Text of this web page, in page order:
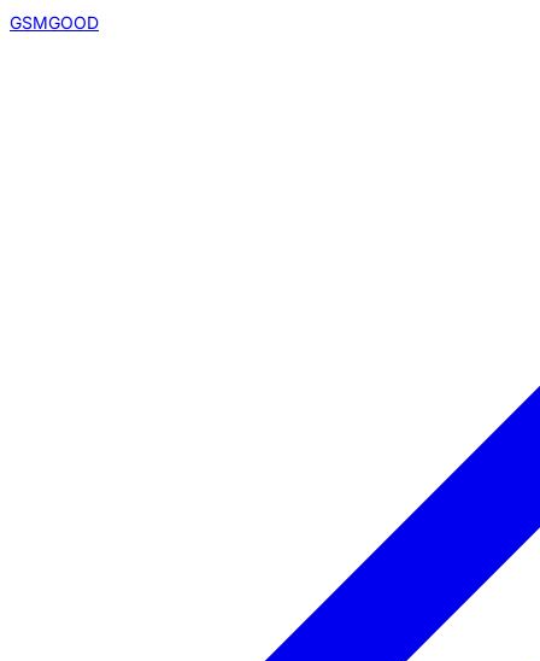
GSMGOOD